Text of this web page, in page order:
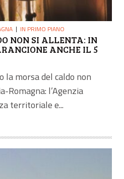
IN PRIMO PIANO
NON SI ALLENTA: IN
ANCHE IL 5
la morsa del caldo non
Romagna: l’Agenzia
territoriale e...